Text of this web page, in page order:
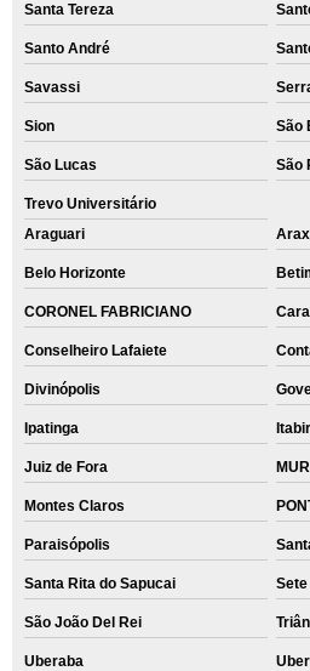
Santa Tereza
Santo André
Savassi
Sion São
São Lucas São
Trevo Universitário
Araguari
Belo Horizonte
CORONEL FABRICIANO
Conselheiro Lafaiete
Divinópolis
Ipatinga
Juiz de Fora
Montes Claros
Paraisópolis
Santa Rita do Sapucai
São João Del Rei
Uberaba